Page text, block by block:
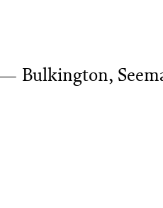
Bulkington,